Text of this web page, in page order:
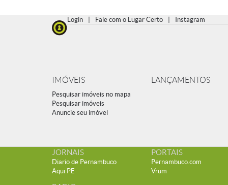
Login Fale com o Lugar Certo Instagram
IMÓVEIS
Pesquisar imóveis no mapa
Pesquisar imóveis
Anuncie seu imóvel
LANÇAMENTOS
JORNAIS
Diario de Pernambuco
Aqui PE
PORTAIS
Pernambuco.com
Vrum